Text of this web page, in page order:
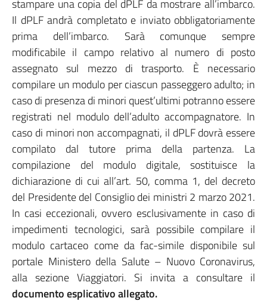
stampare una copia del dPLF da mostrare all’imbarco.
Il dPLF andrà completato e inviato obbligatoriamente
prima dell’imbarco. Sarà comunque sempre
modificabile il campo relativo al numero di posto
assegnato sul mezzo di trasporto. È necessario
compilare un modulo per ciascun passeggero adulto; in
caso di presenza di minori quest’ultimi potranno essere
registrati nel modulo dell’adulto accompagnatore. In
caso di minori non accompagnati, il dPLF dovrà essere
compilato dal tutore prima della partenza. La
compilazione del modulo digitale, sostituisce la
dichiarazione di cui all’art. 50, comma 1, del decreto
del Presidente del Consiglio dei ministri 2 marzo 2021.
In casi eccezionali, ovvero esclusivamente in caso di
impedimenti tecnologici, sarà possibile compilare il
modulo cartaceo come da fac-simile disponibile sul
portale Ministero della Salute – Nuovo Coronavirus,
alla sezione Viaggiatori. Si invita a consultare il
documento esplicativo allegato.